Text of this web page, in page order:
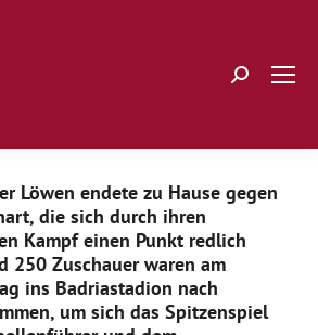
Search:
Löwen endete zu Hause gegen
die sich durch ihren
Kampf einen Punkt redlich
250 Zuschauer waren am
ins Badriastadion nach
um sich das Spitzenspiel